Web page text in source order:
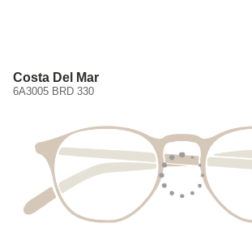
Costa Del Mar
6A3005 BRD 330